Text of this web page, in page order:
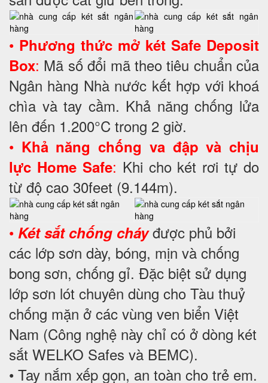
• Phương thức mở két Safe Deposit
Box: Mã số đổi mã theo tiêu chuẩn của
Ngân hàng Nhà nước kết hợp với khoá
chìa và tay cầm. Khả năng chống lửa
lên đến 1.200°C trong 2 giờ.
• Khả năng chống va đập và chịu
lực Home Safe: Khi cho két rơi tự do
từ độ cao 30feet (9.144m).
• Két sắt chống cháy được phủ bởi
các lớp sơn dày, bóng, mịn và chống
bong sơn, chống gỉ. Đặc biệt sử dụng
lớp sơn lót chuyên dùng cho Tàu thuỷ
chống mặn ở các vùng ven biển Việt
Nam (Công nghệ này chỉ có ở dòng két
sắt WELKO Safes và BEMC).
• Tay nắm xếp gọn, an toàn cho trẻ em.